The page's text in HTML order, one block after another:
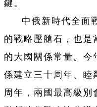
鍵。
中俄新時代全面
的戰略壓艙石，也是
的大國關係常量。今
係建立三十周年、睦
周年，兩國最高級別